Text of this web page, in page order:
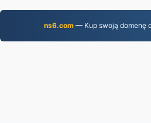
ns6.com — Kup swoją domenę